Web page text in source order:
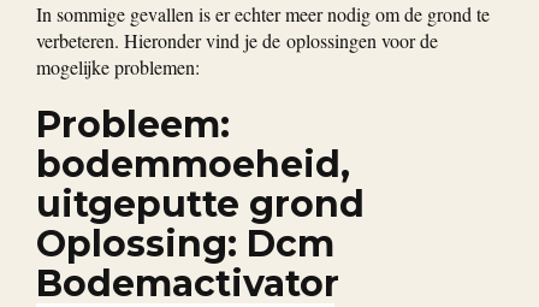
In sommige gevallen is er echter meer nodig om de grond te
verbeteren. Hieronder vind je de oplossingen voor de
mogelijke problemen:
Probleem:
bodemmoeheid,
uitgeputte grond
Oplossing: Dcm
Bodemactivator